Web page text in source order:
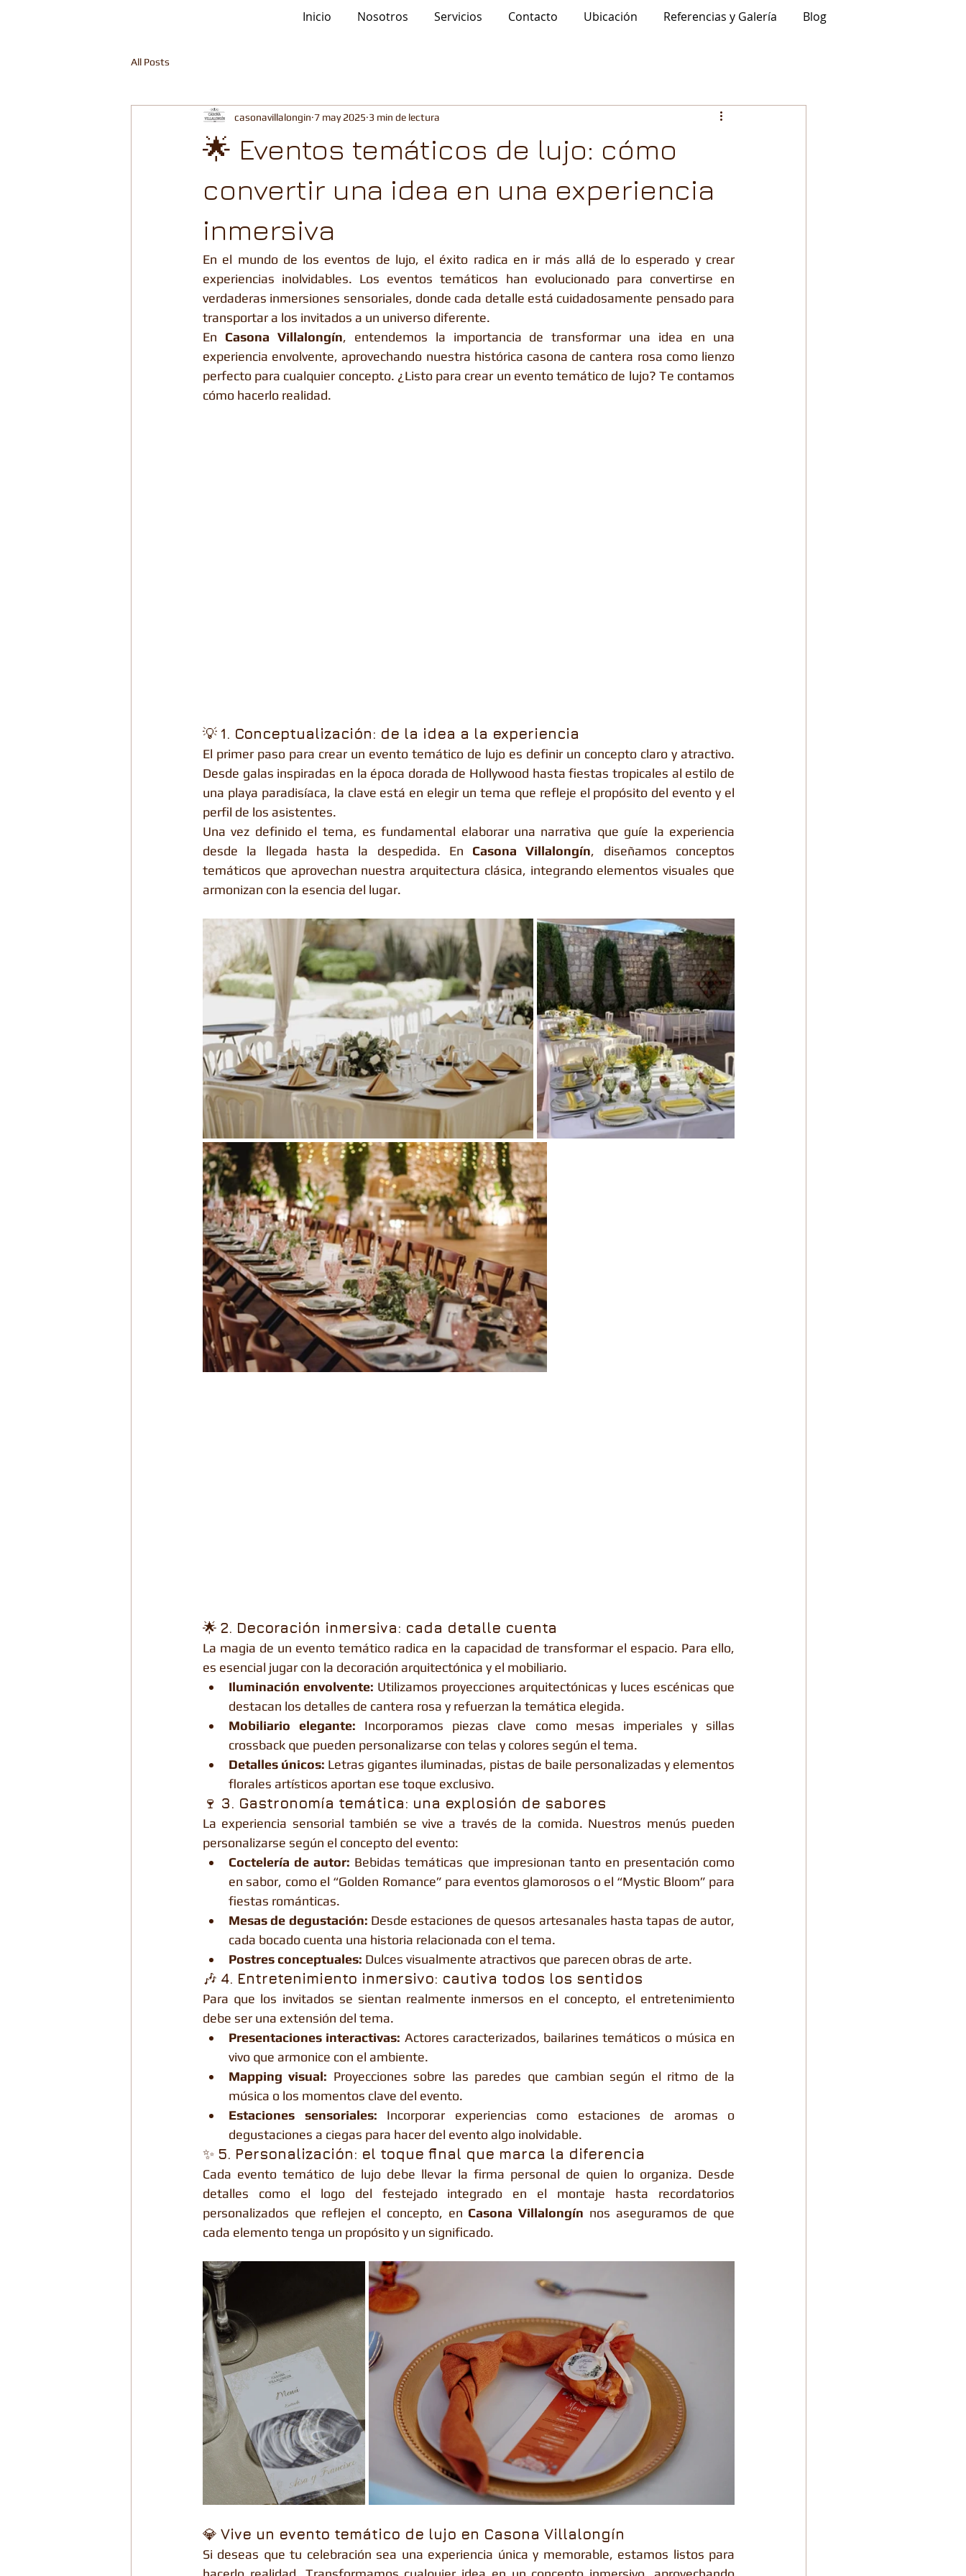
Inicio Nosotros Servicios Contacto Ubicación Referencias y Galería Blog
All Posts
🌟 Eventos temáticos de lujo: cómo
convertir una idea en una experiencia
inmersiva
casonavillalongin 7 may 2025 3 min de lectura
En el mundo de los eventos de lujo, el éxito radica en ir más allá de lo esperado y crear
experiencias inolvidables. Los eventos temáticos han evolucionado para convertirse en
verdaderas inmersiones sensoriales, donde cada detalle está cuidadosamente pensado para
transportar a los invitados a un universo diferente.
En Casona Villalongín, entendemos la importancia de transformar una idea en una
experiencia envolvente, aprovechando nuestra histórica casona de cantera rosa como lienzo
perfecto para cualquier concepto. ¿Listo para crear un evento temático de lujo? Te contamos
cómo hacerlo realidad.
💡 1. Conceptualización: de la idea a la experiencia
El primer paso para crear un evento temático de lujo es definir un concepto claro y atractivo.
Desde galas inspiradas en la época dorada de Hollywood hasta fiestas tropicales al estilo de
una playa paradisíaca, la clave está en elegir un tema que refleje el propósito del evento y el
perfil de los asistentes.
Una vez definido el tema, es fundamental elaborar una narrativa que guíe la experiencia
desde la llegada hasta la despedida. En Casona Villalongín, diseñamos conceptos
temáticos que aprovechan nuestra arquitectura clásica, integrando elementos visuales que
armonizan con la esencia del lugar.
🌟 2. Decoración inmersiva: cada detalle cuenta
La magia de un evento temático radica en la capacidad de transformar el espacio. Para ello,
es esencial jugar con la decoración arquitectónica y el mobiliario.
Iluminación envolvente: Utilizamos proyecciones arquitectónicas y luces escénicas que
destacan los detalles de cantera rosa y refuerzan la temática elegida.
Mobiliario elegante: Incorporamos piezas clave como mesas imperiales y sillas
crossback que pueden personalizarse con telas y colores según el tema.
Detalles únicos: Letras gigantes iluminadas, pistas de baile personalizadas y elementos
florales artísticos aportan ese toque exclusivo.
🍷 3. Gastronomía temática: una explosión de sabores
La experiencia sensorial también se vive a través de la comida. Nuestros menús pueden
personalizarse según el concepto del evento:
Coctelería de autor: Bebidas temáticas que impresionan tanto en presentación como
en sabor, como el “Golden Romance” para eventos glamorosos o el “Mystic Bloom” para
fiestas románticas.
Mesas de degustación: Desde estaciones de quesos artesanales hasta tapas de autor,
cada bocado cuenta una historia relacionada con el tema.
Postres conceptuales: Dulces visualmente atractivos que parecen obras de arte.
🎶 4. Entretenimiento inmersivo: cautiva todos los sentidos
Para que los invitados se sientan realmente inmersos en el concepto, el entretenimiento
debe ser una extensión del tema.
Presentaciones interactivas: Actores caracterizados, bailarines temáticos o música en
vivo que armonice con el ambiente.
Mapping visual: Proyecciones sobre las paredes que cambian según el ritmo de la
música o los momentos clave del evento.
Estaciones sensoriales: Incorporar experiencias como estaciones de aromas o
degustaciones a ciegas para hacer del evento algo inolvidable.
✨ 5. Personalización: el toque final que marca la diferencia
Cada evento temático de lujo debe llevar la firma personal de quien lo organiza. Desde
detalles como el logo del festejado integrado en el montaje hasta recordatorios
personalizados que reflejen el concepto, en Casona Villalongín nos aseguramos de que
cada elemento tenga un propósito y un significado.
💎 Vive un evento temático de lujo en Casona Villalongín
Si deseas que tu celebración sea una experiencia única y memorable, estamos listos para